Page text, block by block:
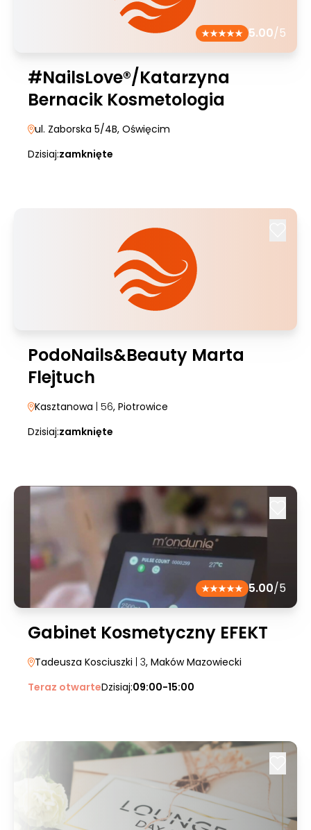
5.00/5
#NailsLove®/Katarzyna
Bernacik Kosmetologia
ul. Zaborska 5/4B, Oświęcim
Dzisiaj:zamknięte
PodoNails&Beauty Marta
Flejtuch
Kasztanowa | 56, Piotrowice
Dzisiaj:zamknięte
5.00/5
Gabinet Kosmetyczny EFEKT
Tadeusza Kosciuszki | 3, Maków Mazowiecki
Teraz otwarteDzisiaj:09:00-15:00